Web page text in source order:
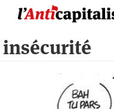
principal
insécurité